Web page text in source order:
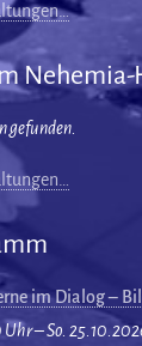
gefunden.
im Dialog –
– So.